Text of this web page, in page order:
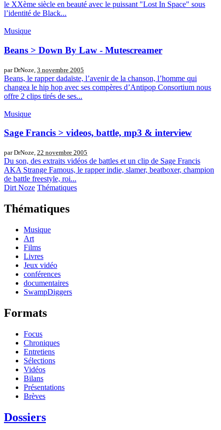
le XXème siècle en beauté avec le puissant "Lost In Space" sous
l’identité de Black...
Musique
Beans > Down By Law - Mutescreamer
par DrNoze, 3 novembre 2005
Beans, le rapper dadaïste, l’avenir de la chanson, l’homme qui
changea le hip hop avec ses compères d’Antipop Consortium nous
offre 2 clips tirés de ses...
Musique
Sage Francis > videos, battle, mp3 & interview
par DrNoze, 22 novembre 2005
Du son, des extraits vidéos de battles et un clip de Sage Francis
AKA Strange Famous, le rapper indie, slamer, beatboxer, champion
de battle freestyle, roi...
Dirt Noze Thématiques
Thématiques
Musique
Art
Films
Livres
Jeux vidéo
conférences
documentaires
SwampDiggers
Formats
Focus
Chroniques
Entretiens
Sélections
Vidéos
Bilans
Présentations
Brèves
Dossiers